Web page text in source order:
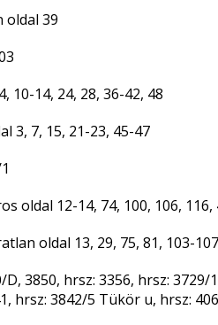
oldal 39
10-14, 24, 28, 36-42, 48
3, 7, 15, 21-23, 45-47
oldal 12-14, 74, 100, 106, 116,
oldal 13, 29, 75, 81, 103-
3850, hrsz: 3356, hrsz:
hrsz: 3842/5 Tükör u, hrsz: